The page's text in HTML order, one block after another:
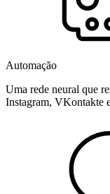
Automação
Uma rede neural que
Instagram, VKontakte